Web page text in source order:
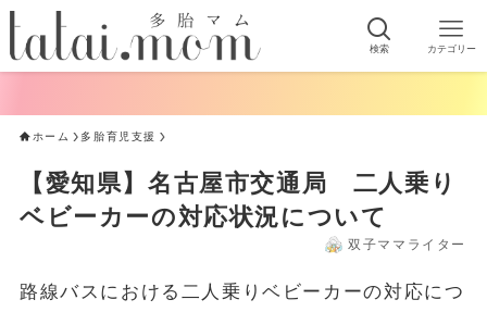
検索 カテゴリー
ホーム 多胎育児支援
【愛知県】名古屋市交通局 二人乗り
ベビーカーの対応状況について
双子ママライター
路線バスにおける二人乗りベビーカーの対応につ